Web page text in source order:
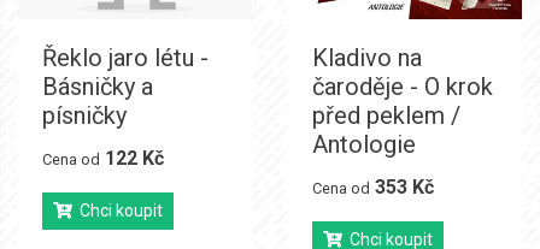
Řeklo jaro létu -
Básničky a
písničky
Cena od 122 Kč
Chci koupit
Kladivo na
čaroděje - O krok
před peklem /
Antologie
Cena od 353 Kč
Chci koupit